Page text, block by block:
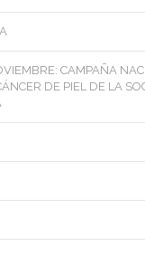
CAMPAÑA
DE PIEL DE LA